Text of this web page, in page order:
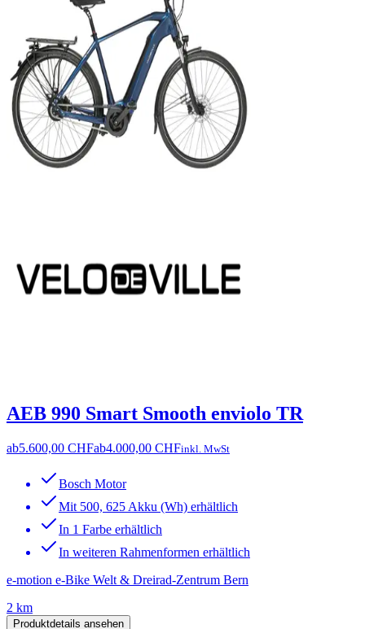
AEB 990 Smart Smooth enviolo TR
ab5.600,00 CHFab4.000,00 CHFinkl. MwSt
Bosch Motor
Mit 500, 625 Akku (Wh) erhältlich
In 1 Farbe erhältlich
In weiteren Rahmenformen erhältlich
e-motion e-Bike Welt & Dreirad-Zentrum Bern
2 km
Produktdetails ansehen